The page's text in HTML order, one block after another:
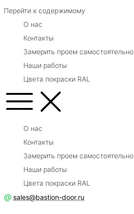
Перейти к содержимому
О нас
Контакты
Замерить проем самостоятельно
Наши работы
Цвета покраски RAL
О нас
Контакты
Замерить проем самостоятельно
Наши работы
Цвета покраски RAL
@ sales@bastion-door.ru